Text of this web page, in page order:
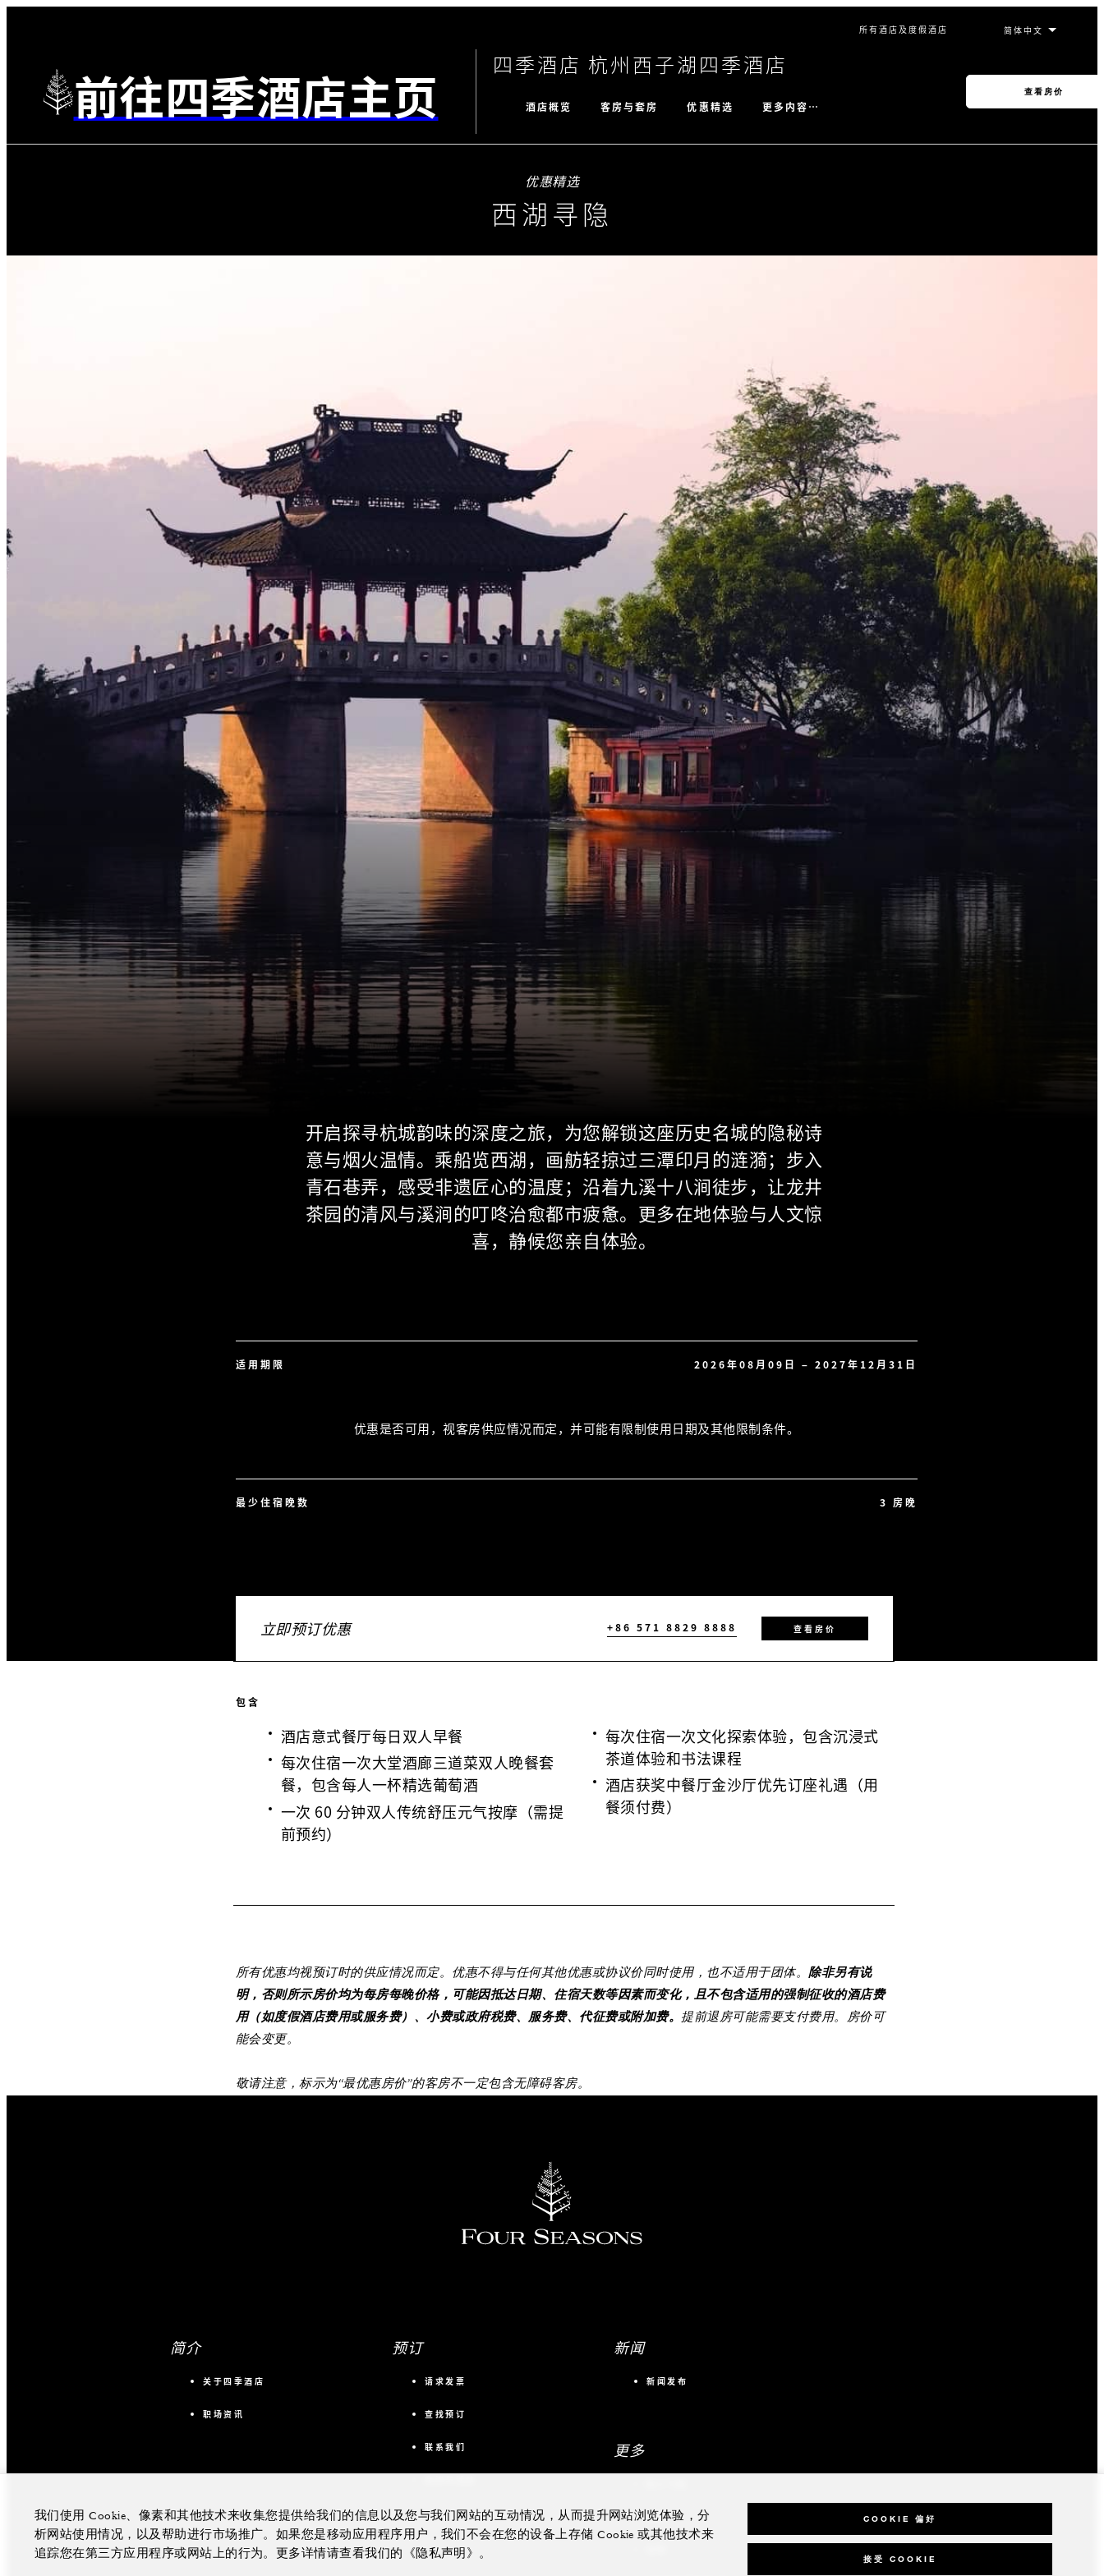
所有酒店及度假酒店
前往四季酒店主页 四季酒店 杭州西子湖四季酒店
酒店概览 客房与套房 优惠精选 更多内容…
查看房价
优惠精选
西湖寻隐
开启探寻杭城韵味的深度之旅，为您解锁这座历史名城的隐秘诗
意与烟火温情。乘船览西湖，画舫轻掠过三潭印月的涟漪；步入
青石巷弄，感受非遗匠心的温度；沿着九溪十八涧徒步，让龙井
茶园的清风与溪涧的叮咚治愈都市疲惫。更多在地体验与人文惊
喜，静候您亲自体验。
适用期限 2026年08月09日 – 2027年12月31日
优惠是否可用，视客房供应情况而定，并可能有限制使用日期及其他限制条件。
最少住宿晚数 3 房晚
立即预订优惠 +86 571 8829 8888 查看房价
包含
酒店意式餐厅每日双人早餐
每次住宿一次大堂酒廊三道菜双人晚餐套
餐，包含每人一杯精选葡萄酒
一次 60 分钟双人传统舒压元气按摩（需提
前预约）
每次住宿一次文化探索体验，包含沉浸式
茶道体验和书法课程
酒店获奖中餐厅金沙厅优先订座礼遇（用
餐须付费）
所有优惠均视预订时的供应情况而定。优惠不得与任何其他优惠或协议价同时使用，也不适用于团体。除非另有说
明，否则所示房价均为每房每晚价格，可能因抵达日期、住宿天数等因素而变化，且不包含适用的强制征收的酒店费
用（如度假酒店费用或服务费）、小费或政府税费、服务费、代征费或附加费。 提前退房可能需要支付费用。房价可
能会变更。
敬请注意，标示为“最优惠房价”的客房不一定包含无障碍客房。
简介
关于四季酒店
职场资讯
预订
请求发票
查找预订
联系我们
新闻
新闻发布
更多
游艇
我们使用 Cookie、像素和其他技术来收集您提供给我们的信息以及您与我们网站的互动情况，从而提升网站浏览体验，分
析网站使用情况，以及帮助进行市场推广。如果您是移动应用程序用户，我们不会在您的设备上存储 Cookie 或其他技术来
追踪您在第三方应用程序或网站上的行为。更多详情请查看我们的《隐私声明》。
COOKIE 偏好
接受 COOKIE